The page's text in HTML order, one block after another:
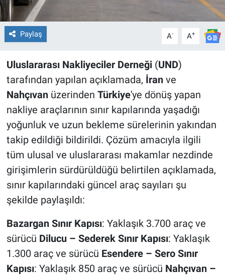
Paylaş A- A+
Uluslararası Nakliyeciler Derneği(UND)
tarafından yapılan açıklamada, İranve
Nahçıvanüzerinden Türkiye'ye dönüş yapan
nakliye araçlarının sınır kapılarında yaşadığı
yoğunluk ve uzun bekleme sürelerinin yakından
takip edildiği bildirildi. Çözüm amacıyla ilgili
tüm ulusal ve uluslararası makamlar nezdinde
girişimlerin sürdürüldüğü belirtilen açıklamada,
sınır kapılarındaki güncel araç sayıları şu
şekilde paylaşıldı:
Bazargan Sınır Kapısı: Yaklaşık 3.700 araç ve
sürücü Dilucu – Sederek Sınır Kapısı: Yaklaşık
1.300 araç ve sürücü Esendere – Sero Sınır
Kapısı: Yaklaşık 850 araç ve sürücü Nahçıvan –